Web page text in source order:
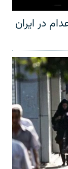
در ایران